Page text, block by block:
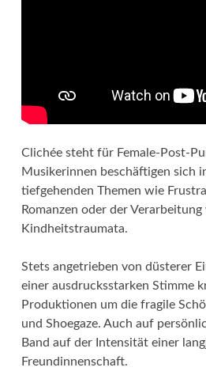
Clichée steht für Female-Post-
Musikerinnen beschäftigen sich
tiefgehenden Themen wie
Romanzen oder der Verarbeitung
Kindheitstraumata.
Stets angetrieben von düsterer
einer ausdrucksstarken Stimme
Produktionen um die fragile
und Shoegaze. Auch auf
Band auf der Intensität einer
Freundinnenschaft.